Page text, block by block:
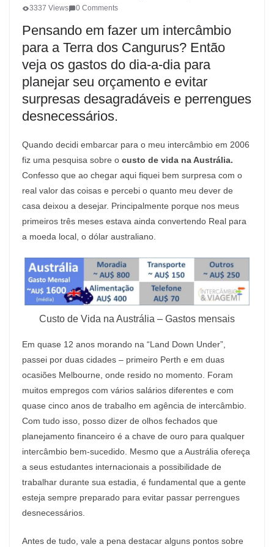
3337 Views
0 Comments
Pensando em fazer um intercâmbio
para a Terra dos Cangurus? Então
veja os gastos do dia-a-dia para
planejar seu orçamento e evitar
surpresas desagradáveis e perrengues
desnecessários.
Quando decidi embarcar para o meu intercâmbio em 2006
fiz uma pesquisa sobre o custo de vida na Austrália.
Confesso que ao chegar aqui fiquei bem surpresa com o
real valor das coisas e percebi o quanto meu dever de
casa deixou a desejar. Principalmente porque nos meus
primeiros três meses estava ainda convertendo Real para
a moeda local, o dólar australiano.
Custo de Vida na Austrália – Gastos mensais
Em quase 12 anos morando na “Land Down Under”,
passei por duas cidades – primeiro Perth e em duas
ocasiões Melbourne, onde resido no momento. Foram
muitos empregos com vários salários diferentes e com
quase cinco anos de trabalho em agência de intercâmbio.
Com tudo isso, posso dizer de olhos fechados que
planejamento financeiro é a chave de ouro para qualquer
intercâmbio bem-sucedido. Mesmo que a Austrália ofereça
a seus estudantes internacionais a possibilidade de
trabalhar durante sua estadia, é fundamental que a gente
esteja sempre preparado para evitar passar perrengues
desnecessários.
Antes de tudo, vale a pena destacar alguns pontos sobre